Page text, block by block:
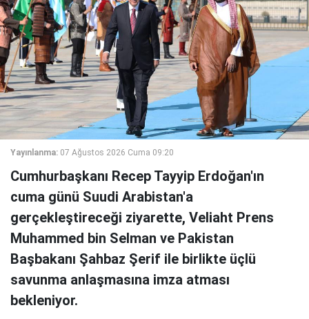
Yayınlanma: 07 Ağustos 2026 Cuma 09:20
Cumhurbaşkanı Recep Tayyip Erdoğan'ın
cuma günü Suudi Arabistan'a
gerçekleştireceği ziyarette, Veliaht Prens
Muhammed bin Selman ve Pakistan
Başbakanı Şahbaz Şerif ile birlikte üçlü
savunma anlaşmasına imza atması
bekleniyor.